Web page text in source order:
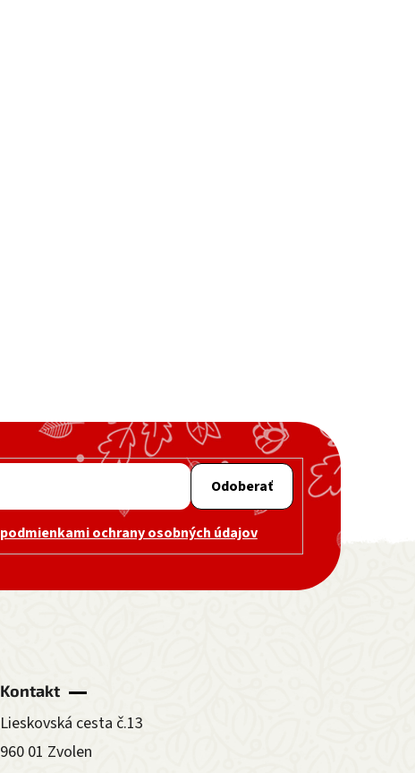
Odoberať
podmienkami ochrany osobných údajov
Kontakt
Lieskovská cesta č.13
960 01 Zvolen